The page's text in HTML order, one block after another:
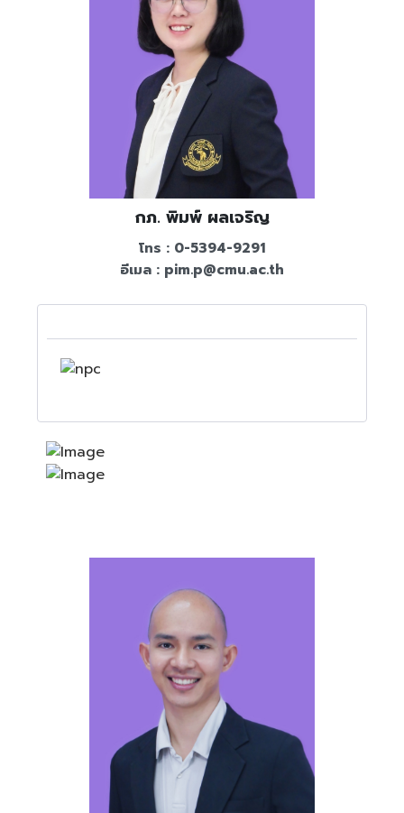
กภ. พิมพ์ ผลเจริญ​
โทร : 0-5394-9291
อีเมล : pim.p@cmu.ac.th